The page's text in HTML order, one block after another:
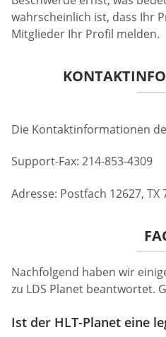
wahrscheinlich ist, dass Ihr
Mitglieder Ihr Profil melden.
Die Kontaktinformationen
Support-Fax: 214-853-4309
Adresse: Postfach 12627, TX
Nachfolgend haben wir
zu LDS Planet beantwortet.
Ist der HLT-Planet eine